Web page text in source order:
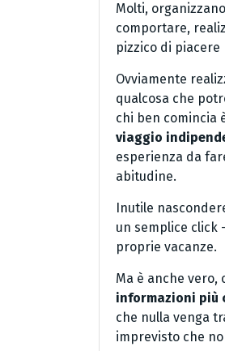
Molti, organizzano
comportare,
pizzico di
Ovviamente
qualcosa che
chi ben comincia
viaggio
esperienza da
abitudine.
Inutile
un semplice click
proprie vacanze.
Ma è anche
informazioni più
che nulla venga
imprevisto che